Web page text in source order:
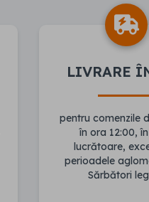
LIVRARE
pentru comenzile
în ora 12:00,
lucrătoare,
perioadele
Sărbători